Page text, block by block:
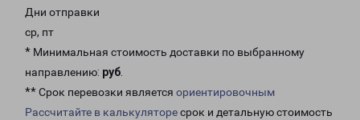
Дни отправки
ср, пт
* Минимальная стоимость доставки по выбранному
направлению: руб.
** Срок перевозки является ориентировочным
Рассчитайте в калькуляторесрок и детальную стоимость